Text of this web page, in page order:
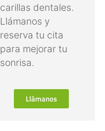
carillas dentales.
Llámanos y
reserva tu cita
para mejorar tu
sonrisa.
Llámanos